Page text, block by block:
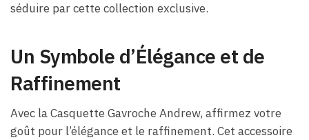
séduire par cette collection exclusive.
Un Symbole d’Élégance et de
Raffinement
Avec la Casquette Gavroche Andrew, affirmez votre
goût pour l’élégance et le raffinement. Cet accessoire